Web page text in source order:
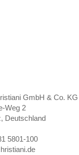
GmbH & Co. KG
Weg 2
Deutschland
5801-100